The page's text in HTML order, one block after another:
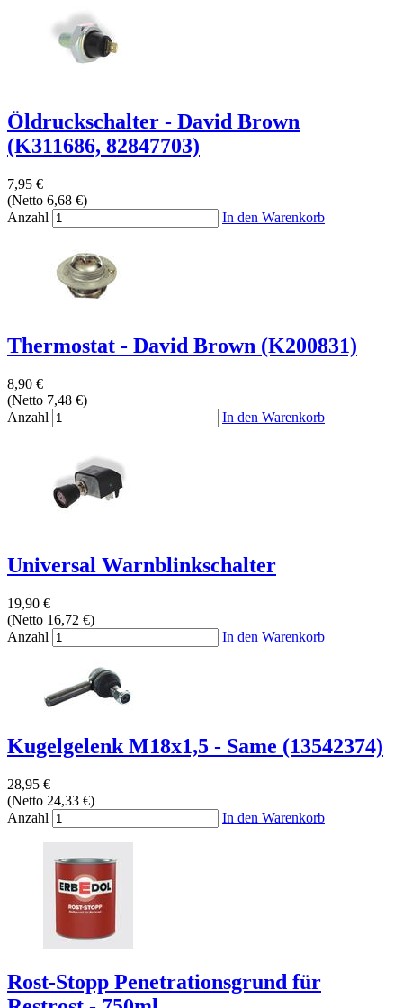
Öldruckschalter - David Brown
(K311686, 82847703)
7,95 €
(Netto 6,68 €)
Anzahl
In den Warenkorb
Thermostat - David Brown (K200831)
8,90 €
(Netto 7,48 €)
Anzahl
In den Warenkorb
Universal Warnblinkschalter
19,90 €
(Netto 16,72 €)
Anzahl
In den Warenkorb
Kugelgelenk M18x1,5 - Same (13542374)
28,95 €
(Netto 24,33 €)
Anzahl
In den Warenkorb
Rost-Stopp Penetrationsgrund für